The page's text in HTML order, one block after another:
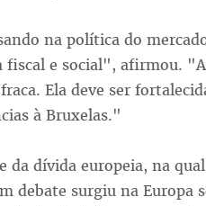
na política do
e social", afirmou.
Ela deve ser
à Bruxelas."
da dívida europeia, na
debate surgiu na Europa